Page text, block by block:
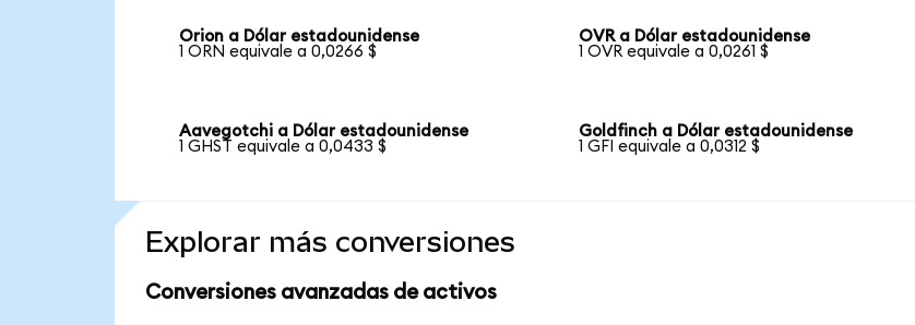
Orion a Dólar estadounidense
1 ORN equivale a 0,0266 $
OVR a Dólar estadounidense
1 OVR equivale a 0,0261 $
Aavegotchi a Dólar estadounidense
1 GHST equivale a 0,0433 $
Goldfinch a Dólar estadounidense
1 GFI equivale a 0,0312 $
Explorar más conversiones
Conversiones avanzadas de activos